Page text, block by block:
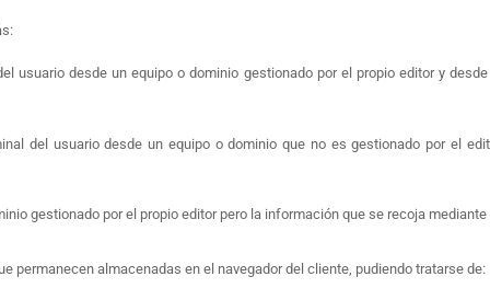
usuario desde un equipo o dominio gestionado por el propio editor y
del usuario desde un equipo o dominio que no es gestionado por el
gestionado por el propio editor pero la información que se recoja
permanecen almacenadas en el navegador del cliente, pudiendo tratarse de: